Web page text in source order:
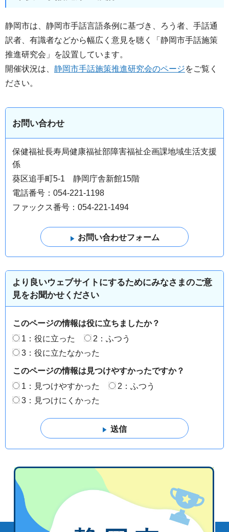
静岡市は、静岡市手話言語条例に基づき、ろう者、手話通
訳者、有識者などから幅広く意見を聴く「静岡市手話施策
推進研究会」を設置しています。
開催状況は、 静岡市手話施策推進研究会のページをご覧く
ださい。
お問い合わせ
保健福祉長寿局健康福祉部障害福祉企画課地域生活支援
係
葵区追手町5-1 静岡庁舎新館15階
電話番号：054-221-1198
ファックス番号：054-221-1494
より良いウェブサイトにするためにみなさまのご意
見をお聞かせください
このページの情報は役に立ちましたか？
1：役に立った
2：ふつう
3：役に立たなかった
このページの情報は見つけやすかったですか？
1：見つけやすかった
2：ふつう
3：見つけにくかった